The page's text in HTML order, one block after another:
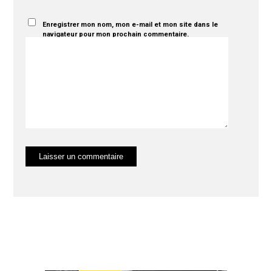
Enregistrer mon nom, mon e-mail et mon site dans le
navigateur pour mon prochain commentaire.